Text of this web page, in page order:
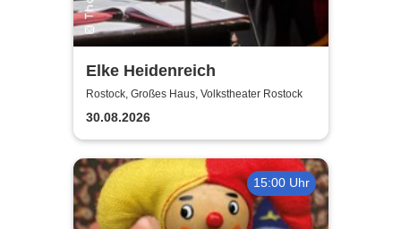
Elke Heidenreich
Rostock, Großes Haus, Volkstheater Rostock
30.08.2026
15:00 Uhr